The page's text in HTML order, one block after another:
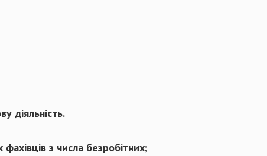
діяльність.
з числа безробітних;